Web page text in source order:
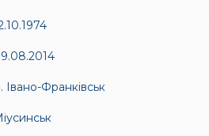
Івано-Франківськ